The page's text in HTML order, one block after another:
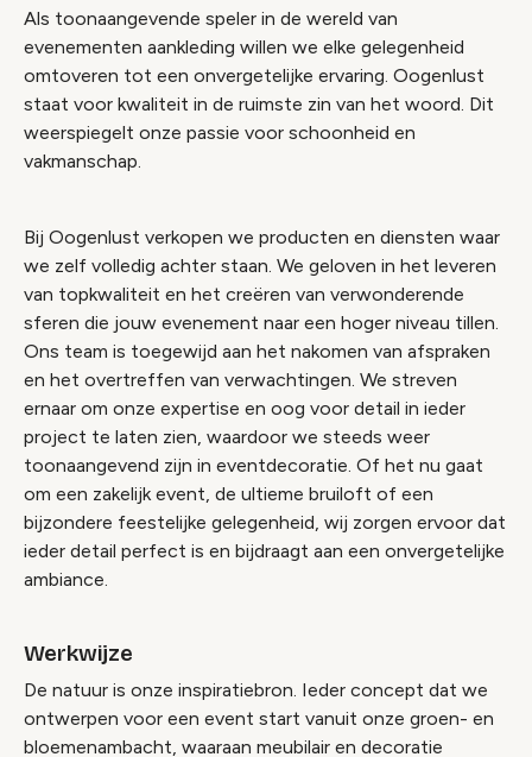
Als toonaangevende speler in de wereld van
evenementen aankleding willen we elke gelegenheid
omtoveren tot een onvergetelijke ervaring. Oogenlust
staat voor kwaliteit in de ruimste zin van het woord. Dit
weerspiegelt onze passie voor schoonheid en
vakmanschap.
Bij Oogenlust verkopen we producten en diensten waar
we zelf volledig achter staan. We geloven in het leveren
van topkwaliteit en het creëren van verwonderende
sferen die jouw evenement naar een hoger niveau tillen.
Ons team is toegewijd aan het nakomen van afspraken
en het overtreffen van verwachtingen. We streven
ernaar om onze expertise en oog voor detail in ieder
project te laten zien, waardoor we steeds weer
toonaangevend zijn in eventdecoratie. Of het nu gaat
om een zakelijk event, de ultieme bruiloft of een
bijzondere feestelijke gelegenheid, wij zorgen ervoor dat
ieder detail perfect is en bijdraagt aan een onvergetelijke
ambiance.
Werkwijze
De natuur is onze inspiratiebron. Ieder concept dat we
ontwerpen voor een event start vanuit onze groen- en
bloemenambacht, waaraan meubilair en decoratie